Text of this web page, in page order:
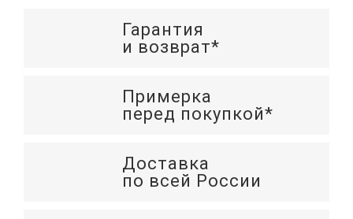
Гарантия
и возврат*
Примерка
перед покупкой*
Доставка
по всей России